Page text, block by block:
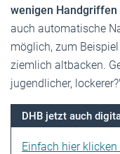
wenigen
auch automatische
möglich, zum
ziemlich altbacken.
jugendlicher,
DHB jetzt auch
Einfach hier